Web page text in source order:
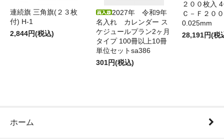
連続旗 三角旗(２３枚
付) H-1
2,844円(税込)
2027年 令和9年
名入れ カレンダー ス
ケジュールプラン2ヶ月
タイプ 100冊以上10冊
単位セットsa386
301円(税込)
２００枚入
Ｃ－Ｆ２０
0.025mm
28,191円(税
ホーム